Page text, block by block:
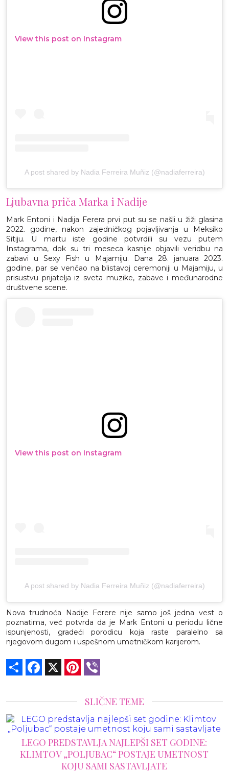
View this post on Instagram
A post shared by Nadia Ferreira Muñiz (@nadiaferreira)
Ljubavna priča Marka i Nadije
Mark Entoni i Nadija Ferera prvi put su se našli u žiži glasina
2022. godine, nakon zajedničkog pojavljivanja u Meksiko
Sitiju. U martu iste godine potvrdili su vezu putem
Instagrama, dok su tri meseca kasnije objavili veridbu na
zabavi u Sexy Fish u Majamiju. Dana 28. januara 2023.
godine, par se venčao na blistavoj ceremoniji u Majamiju, u
prisustvu prijatelja iz sveta muzike, zabave i međunarodne
društvene scene.
View this post on Instagram
A post shared by Nadia Ferreira Muñiz (@nadiaferreira)
Nova trudnoća Nadije Ferere nije samo još jedna vest o
poznatima, već potvrda da je Mark Entoni u periodu lične
ispunjenosti, gradeći porodicu koja raste paralelno sa
njegovom dugom i uspešnom umetničkom karijerom.
Share Facebook Pinterest
SLIČNE TEME
LEGO PREDSTAVLJA NAJLEPŠI SET GODINE:
KLIMTOV „POLJUBAC“ POSTAJE UMETNOST
KOJU SAMI SASTAVLJATE